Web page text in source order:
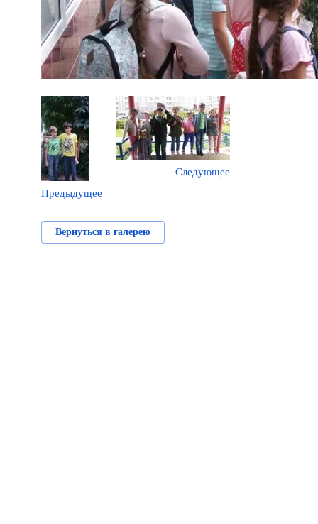
Предыдущее
Следующее
Вернуться в галерею